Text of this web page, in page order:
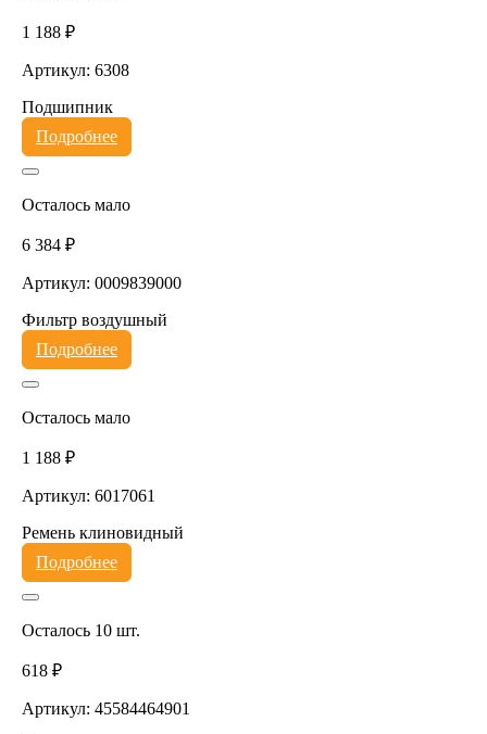
1 188 ₽
Артикул: 6308
Подшипник
Подробнее
Осталось мало
6 384 ₽
Артикул: 0009839000
Фильтр воздушный
Подробнее
Осталось мало
1 188 ₽
Артикул: 6017061
Ремень клиновидный
Подробнее
Осталось 10 шт.
618 ₽
Артикул: 45584464901